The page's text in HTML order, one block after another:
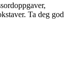
Ta deg god